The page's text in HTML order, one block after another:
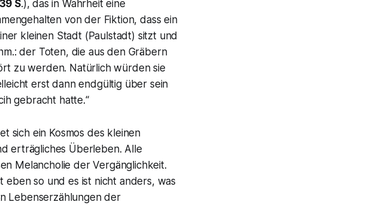
S.), das in Wahrheit eine
von der Fiktion, dass ein
kleinen Stadt (Paulstadt) sitzt und
der Toten, die aus den Gräbern
zu werden. Natürlich würden sie
erst dann endgültig über sein
gebracht hatte.“
sich ein Kosmos des kleinen
erträgliches Überleben. Alle
Melancholie der Vergänglichkeit.
eben so und es ist nicht anders, was
Lebenserzählungen der